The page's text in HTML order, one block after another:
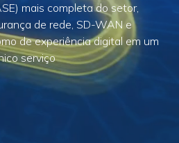
mais completa do setor,
de rede, SD-WAN e
de experiência digital em um
serviço